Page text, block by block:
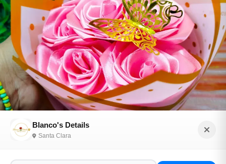
Blanco's Details
Santa Clara
Ramo de 5 rosas eternas